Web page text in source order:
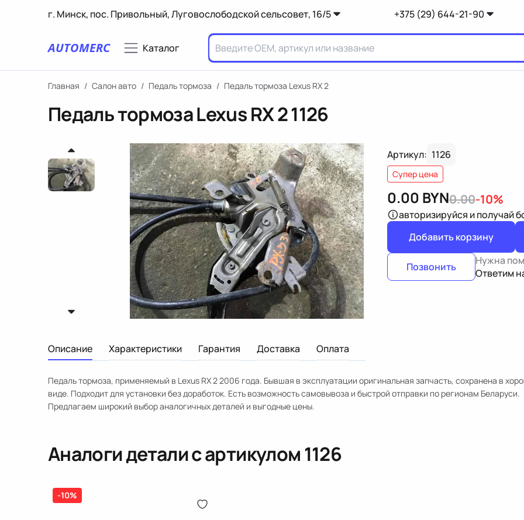
г. Минск, пос. Привольный, Луговослободской сельсовет, 16/5 +375 (29) 644-21-90
AUTOMERC Каталог
Главная / Салон авто / Педаль тормоза / Педаль тормоза Lexus RX 2
Педаль тормоза Lexus RX 21126
Артикул: 1126
Супер цена
0.00 BYN0.00-10%
авторизируйся и получай
Добавить корзину
Позвонить
Нужна
Ответим
Описание Характеристики Гарантия Доставка Оплата
Педаль тормоза, применяемый в Lexus RX 2 2006 года. Бывшая в эксплуатации оригинальная запчасть, сохранена в
виде. Подходит для установки без доработок. Есть возможность самовывоза и быстрой отправки по регионам Беларуси.
Предлагаем широкий выбор аналогичных деталей и выгодные цены.
Аналоги детали с артикулом 1126
-10%